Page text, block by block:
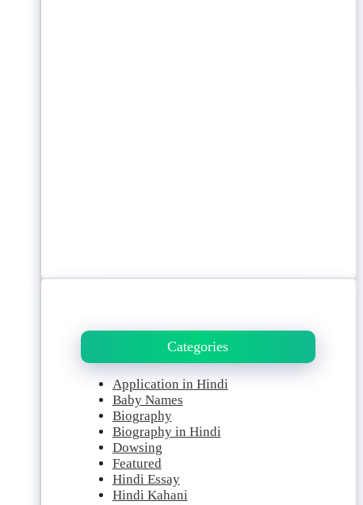
Categories
Application in Hindi
Baby Names
Biography
Biography in Hindi
Dowsing
Featured
Hindi Essay
Hindi Kahani